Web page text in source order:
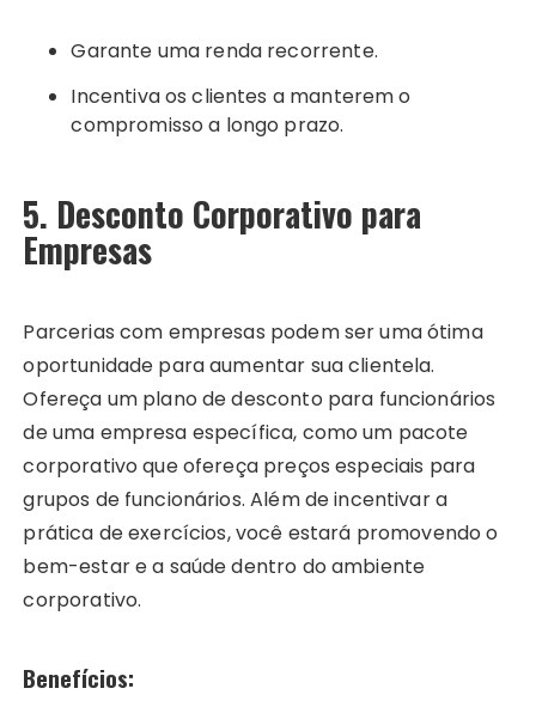
Garante uma renda recorrente.
Incentiva os clientes a manterem o
compromisso a longo prazo.
5. Desconto Corporativo para
Empresas
Parcerias com empresas podem ser uma ótima
oportunidade para aumentar sua clientela.
Ofereça um plano de desconto para funcionários
de uma empresa específica, como um pacote
corporativo que ofereça preços especiais para
grupos de funcionários. Além de incentivar a
prática de exercícios, você estará promovendo o
bem-estar e a saúde dentro do ambiente
corporativo.
Benefícios: